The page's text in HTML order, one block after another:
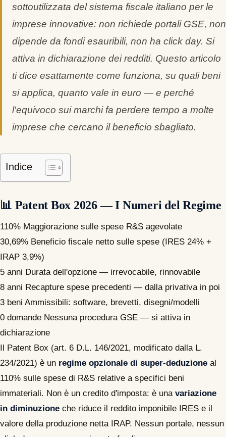
sottoutilizzata del sistema fiscale italiano per le
imprese innovative: non richiede portali GSE, non
dipende da fondi esauribili, non ha click day. Si
attiva in dichiarazione dei redditi. Questo articolo
ti dice esattamente come funziona, su quali beni
si applica, quanto vale in euro — e perché
l'equivoco sui marchi fa perdere tempo a molte
imprese che cercano il beneficio sbagliato.
Indice
📊 Patent Box 2026 — I Numeri del Regime
110% Maggiorazione sulle spese R&S agevolate
30,69% Beneficio fiscale netto sulle spese (IRES 24% +
IRAP 3,9%)
5 anni Durata dell'opzione — irrevocabile, rinnovabile
8 anni Recapture spese precedenti — dalla privativa in poi
3 beni Ammissibili: software, brevetti, disegni/modelli
0 domande Nessuna procedura GSE — si attiva in
dichiarazione
Il Patent Box (art. 6 D.L. 146/2021, modificato dalla L.
234/2021) è un regime opzionale di super-deduzione al
110% sulle spese di R&S relative a specifici beni
immateriali. Non è un credito d'imposta: è una variazione
in diminuzione che riduce il reddito imponibile IRES e il
valore della produzione netta IRAP. Nessun portale, nessun